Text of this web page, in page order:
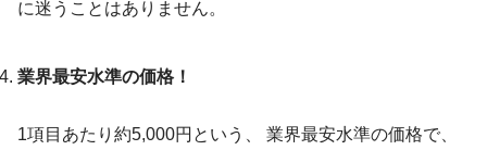
に迷うことはありません。
業界最安水準の価格！
1項目あたり約5,000円という、 業界最安水準の価格で、